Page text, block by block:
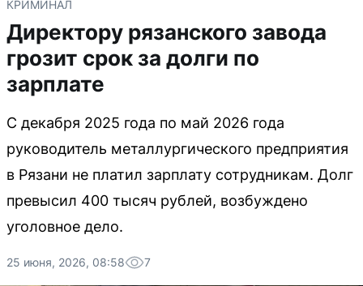
КРИМИНАЛ
Директору рязанского завода
грозит срок за долги по
зарплате
С декабря 2025 года по май 2026 года
руководитель металлургического предприятия
в Рязани не платил зарплату сотрудникам. Долг
превысил 400 тысяч рублей, возбуждено
уголовное дело.
25 июня, 2026, 08:58 7